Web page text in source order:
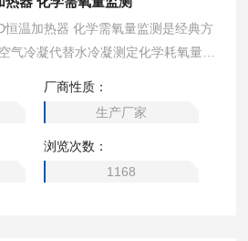
恒温加热器 化学需氧量监测是经典方
气冷凝代替水冷凝测定化学耗氧量的
热器是一种实验手段仪器化新产
厂商性质：
生产厂家
浏览次数：
1168